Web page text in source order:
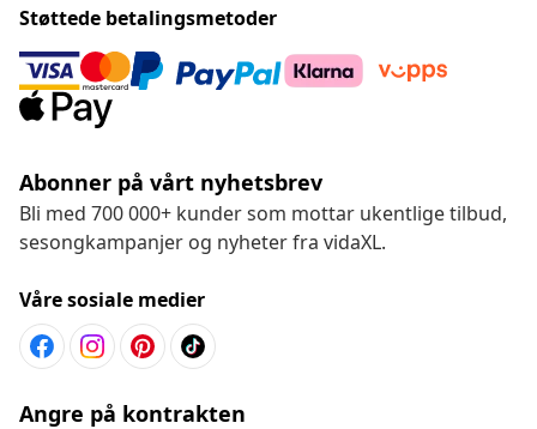
Støttede betalingsmetoder
Abonner på vårt nyhetsbrev
Bli med 700 000+ kunder som mottar ukentlige tilbud,
sesongkampanjer og nyheter fra vidaXL.
Våre sosiale medier
Angre på kontrakten